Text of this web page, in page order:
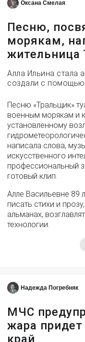
Оксана Смелая
Песню,
морякам,
жительница
Алла Ильина стала
создали с
Песню «Тральщик»
военным морякам и
установленному
написала слова,
искусственного
профессиональный
готовый клип.
Алле Васильевне 89
писать стихи и
альманах,
технологии.
Надежда Погребняк
МЧС
жара
край